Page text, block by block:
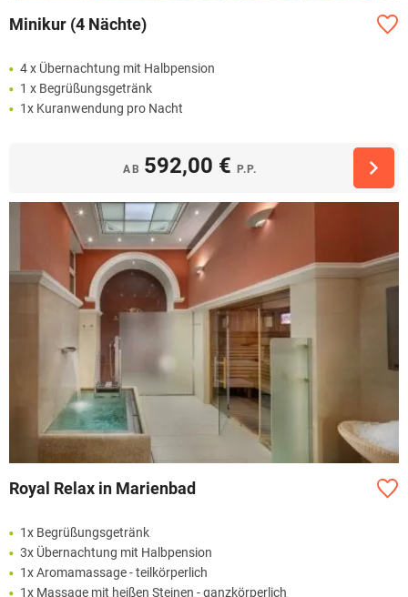
Minikur (4 Nächte)
4 x Übernachtung mit Halbpension
1 x Begrüßungsgetränk
1x Kuranwendung pro Nacht
AB 592,00 € P.P.
Royal Relax in Marienbad
1x Begrüßungsgetränk
3x Übernachtung mit Halbpension
1x Aromamassage - teilkörperlich
1x Massage mit heißen Steinen - ganzkörperlich